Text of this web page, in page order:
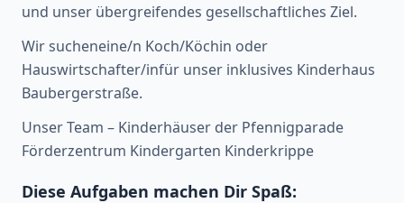
und unser übergreifendes gesellschaftliches Ziel.
Wir sucheneine/n Koch/Köchin oder
Hauswirtschafter/infür unser inklusives Kinderhaus
Baubergerstraße.
Unser Team – Kinderhäuser der Pfennigparade
Förderzentrum Kindergarten Kinderkrippe
Diese Aufgaben machen Dir Spaß: